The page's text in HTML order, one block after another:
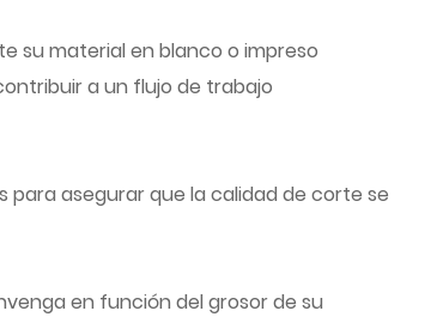
su material en blanco o impreso
a un flujo de trabajo
asegurar que la calidad de corte se
en función del grosor de su